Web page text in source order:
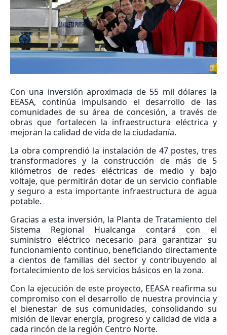
Con una inversión aproximada de 55 mil dólares la
EEASA, continúa impulsando el desarrollo de las
comunidades de su área de concesión, a través de
obras que fortalecen la infraestructura eléctrica y
mejoran la calidad de vida de la ciudadanía.
La obra comprendió la instalación de 47 postes, tres
transformadores y la construcción de más de 5
kilómetros de redes eléctricas de medio y bajo
voltaje, que permitirán dotar de un servicio confiable
y seguro a esta importante infraestructura de agua
potable.
Gracias a esta inversión, la Planta de Tratamiento del
Sistema Regional Hualcanga contará con el
suministro eléctrico necesario para garantizar su
funcionamiento continuo, beneficiando directamente
a cientos de familias del sector y contribuyendo al
fortalecimiento de los servicios básicos en la zona.
Con la ejecución de este proyecto, EEASA reafirma su
compromiso con el desarrollo de nuestra provincia y
el bienestar de sus comunidades, consolidando su
misión de llevar energía, progreso y calidad de vida a
cada rincón de la región Centro Norte.